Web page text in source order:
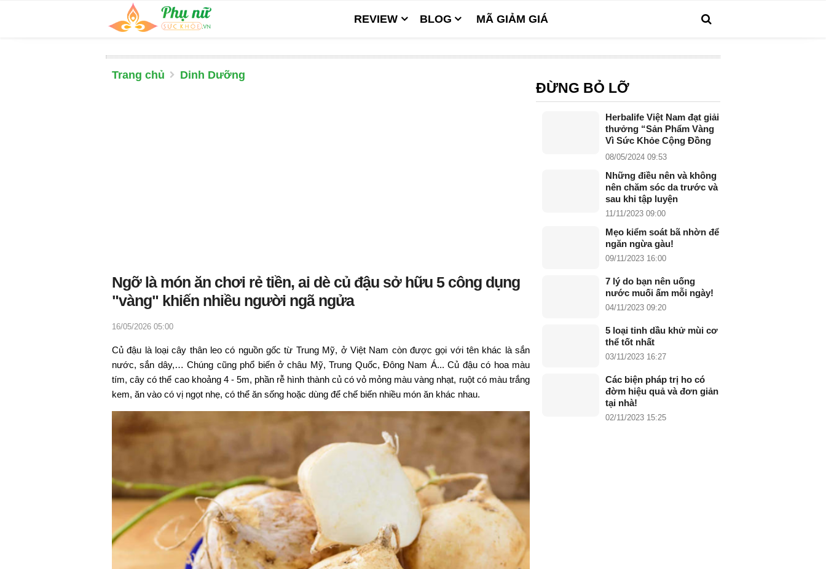
REVIEW BLOG MÃ GIẢM GIÁ
Trang chủ Dinh Dưỡng
Ngỡ là món ăn chơi rẻ tiền, ai dè củ đậu sở hữu 5 công dụng
"vàng" khiến nhiều người ngã ngửa
16/05/2026 05:00
Củ đậu là loại cây thân leo có nguồn gốc từ Trung Mỹ, ở Việt Nam còn được gọi với tên khác là sắn
nước, sắn dây,… Chúng cũng phổ biến ở châu Mỹ, Trung Quốc, Đông Nam Á... Củ đậu có hoa màu
tím, cây có thể cao khoảng 4 - 5m, phần rễ hình thành củ có vỏ mỏng màu vàng nhạt, ruột có màu trắng
kem, ăn vào có vị ngọt nhẹ, có thể ăn sống hoặc dùng để chế biến nhiều món ăn khác nhau.
ĐỪNG BỎ LỠ
Herbalife Việt Nam đạt giải
thưởng “Sản Phẩm Vàng
Vì Sức Khỏe Cộng Đồng
năm 2024”
08/05/2024 09:53
Những điều nên và không
nên chăm sóc da trước và
sau khi tập luyện
11/11/2023 09:00
Mẹo kiểm soát bã nhờn để
ngăn ngừa gàu!
09/11/2023 16:00
7 lý do bạn nên uống
nước muối ấm mỗi ngày!
04/11/2023 09:20
5 loại tinh dầu khử mùi cơ
thể tốt nhất
03/11/2023 16:27
Các biện pháp trị ho có
đờm hiệu quả và đơn giản
tại nhà!
02/11/2023 15:25